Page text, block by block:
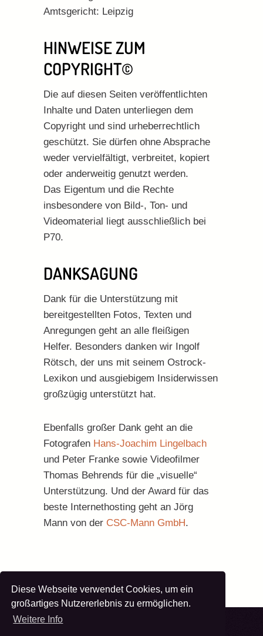
Diese Webseite verwendet Cookies, um ein
großartiges Nutzererlebnis zu ermöglichen.
Weitere Info
Amtsgericht: Leipzig
HINWEISE ZUM
COPYRIGHT©
Die auf diesen Seiten veröffentlichten
Inhalte und Daten unterliegen dem
Copyright und sind urheberrechtlich
geschützt. Sie dürfen ohne Absprache
weder vervielfältigt, verbreitet, kopiert
oder anderweitig genutzt werden.
Das Eigentum und die Rechte
insbesondere von Bild-, Ton- und
Videomaterial liegt ausschließlich bei
P70.
DANKSAGUNG
Dank für die Unterstützung mit
bereitgestellten Fotos, Texten und
Anregungen geht an alle fleißigen
Helfer. Besonders danken wir Ingolf
Rötsch, der uns mit seinem Ostrock-
Lexikon und ausgiebigem Insiderwissen
großzügig unterstützt hat.
Ebenfalls großer Dank geht an die
Fotografen Hans-Joachim Lingelbach
und Peter Franke sowie Videofilmer
Thomas Behrends für die „visuelle“
Unterstützung. Und der Award für das
beste Internethosting geht an Jörg
Mann von der CSC-Mann GmbH.